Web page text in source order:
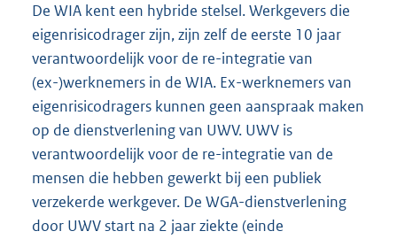
De WIA kent een hybride stelsel. Werkgevers die
eigenrisicodrager zijn, zijn zelf de eerste 10 jaar
verantwoordelijk voor de re-integratie van
(ex-)werknemers in de WIA. Ex-werknemers van
eigenrisicodragers kunnen geen aanspraak maken
op de dienstverlening van UWV. UWV is
verantwoordelijk voor de re-integratie van de
mensen die hebben gewerkt bij een publiek
verzekerde werkgever. De WGA-dienstverlening
door UWV start na 2 jaar ziekte (einde